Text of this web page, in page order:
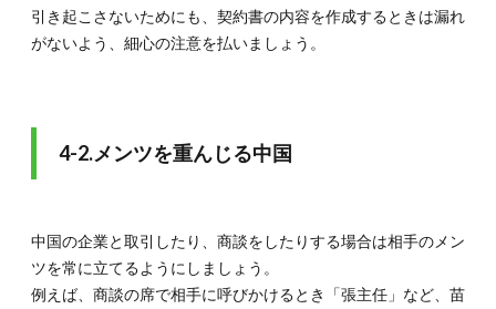
引き起こさないためにも、契約書の内容を作成するときは漏れ
がないよう、細心の注意を払いましょう。
4-2.メンツを重んじる中国
中国の企業と取引したり、商談をしたりする場合は相手のメン
ツを常に立てるようにしましょう。
例えば、商談の席で相手に呼びかけるとき「張主任」など、苗